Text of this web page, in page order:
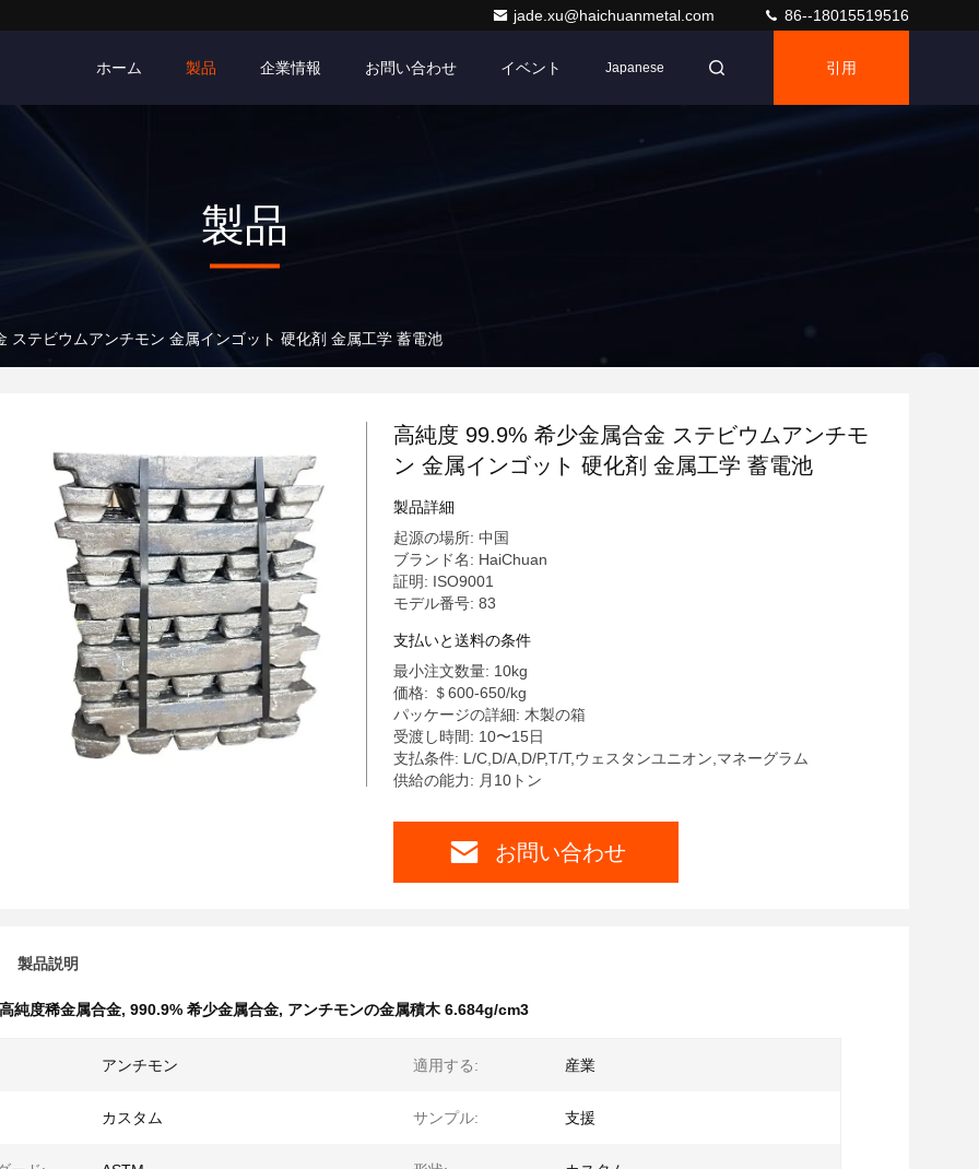
jade.xu@haichuanmetal.com 86--18015519516
ホーム 製品 企業情報 お問い合わせ イベント Japanese 引用
製品
ステビウムアンチモン 金属インゴット 硬化剤 金属工学 蓄電池
高純度 99.9% 希少金属合金 ステビウムアンチモ
ン 金属インゴット 硬化剤 金属工学 蓄電池
製品詳細
起源の場所: 中国
ブランド名: HaiChuan
証明: ISO9001
モデル番号: 83
支払いと送料の条件
最小注文数量: 10kg
価格: ＄600-650/kg
パッケージの詳細: 木製の箱
受渡し時間: 10〜15日
支払条件: L/C,D/A,D/P,T/T,ウェスタンユニオン,マネーグラム
供給の能力: 月10トン
お問い合わせ
製品説明
高純度稀金属合金, 990.9% 希少金属合金, アンチモンの金属積木 6.684g/cm3
アンチモン 適用する: 産業
カスタム サンプル: 支援